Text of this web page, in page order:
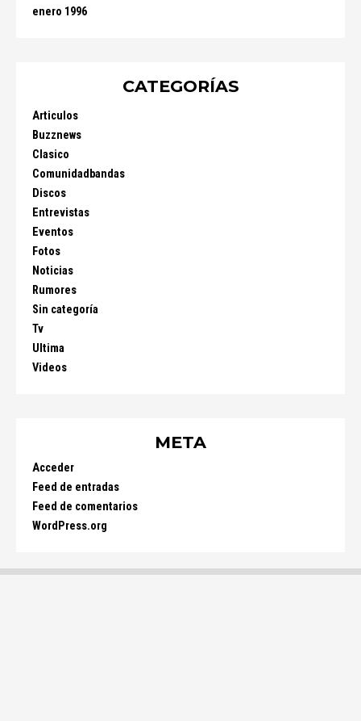
enero 1996
CATEGORÍAS
Articulos
Buzznews
Clasico
Comunidadbandas
Discos
Entrevistas
Eventos
Fotos
Noticias
Rumores
Sin categoría
Tv
Ultima
Videos
META
Acceder
Feed de entradas
Feed de comentarios
WordPress.org